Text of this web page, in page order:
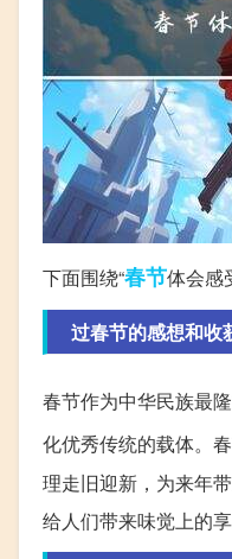
下面围绕“春节体会感
过春节的感想和收
春节作为中华民族最
化优秀传统的载体。
理走旧迎新，为来年
给人们带来味觉上的